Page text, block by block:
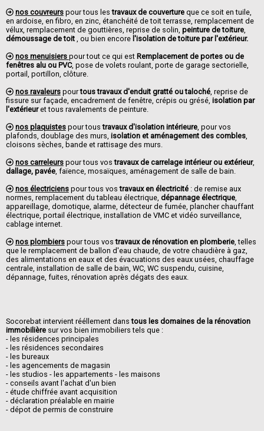
nos couvreurspour tous lestravaux de couvertureque ce soit en tuile,
en ardoise, en fibro, en zinc, étanchéité de toit terrasse, remplacement de
vélux, remplacement de gouttières, reprise de solin, peinture de toiture,
démoussage de toit , ou bien encore l'isolation de toiture par l'extérieur.
nos menuisiers pour tout ce qui est Remplacement de portes ou de
fenêtres alu ou PVC, pose de volets roulant, porte de garage sectorielle,
portail, portillon, clôture.
nos ravaleurspourtous travaux d'enduit gratté ou taloché, reprise de
fissure sur façade, encadrement de fenêtre, crépis ou grésé, isolation par
l'extérieuret tous ravalements de peinture.
nos plaquistespour toustravaux d'isolation intérieure, pour vos
plafonds, doublage des murs, isolation et aménagement des combles,
cloisons sèches, bande et rattisage des murs.
nos carreleurspour tous vostravaux de carrelage intérieur ou extérieur,
dallage, pavée, faïence, mosaïques, aménagement de salle de bain.
nos électricienspour tous vostravaux en électricité: de remise aux
normes, remplacement du tableau électrique, dépannage électrique,
appareillage, domotique, alarme, détecteur de fumée, plancher chauffant
électrique, portail électrique, installation de VMC et vidéo surveillance,
cablage internet.
nos plombierspour tous vostravaux de rénovation en plomberie, telles
que le remplacement de ballon d'eau chaude, de votre chaudière à gaz,
des alimentations en eaux et des évacuations des eaux usées, chauffage
centrale, installation de salle de bain, WC, WC suspendu, cuisine,
dépannage, fuites, rénovation après dégats des eaux.
Socorebat intervient rééllement danstous les domaines de la rénovation
immobilière sur vos bien immobiliers tels que :
- les résidences principales
- les résidences secondaires
- les bureaux
- les agencements de magasin
- les studios - les appartements - les maisons
- conseils avant l'achat d'un bien
- étude chiffrée avant acquisition
- déclaration préalable en mairie
- dépot de permis de construire